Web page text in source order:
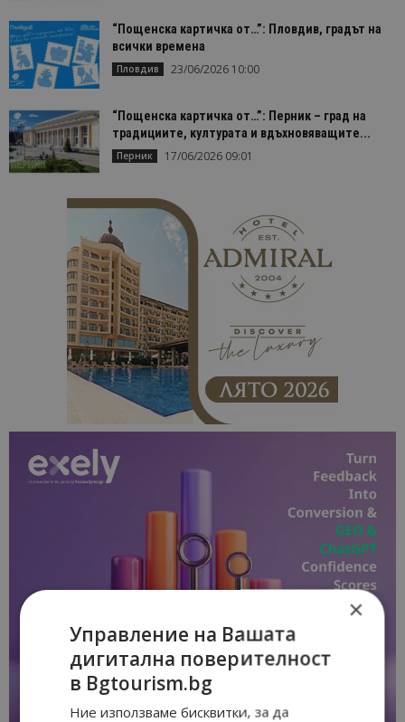
“Пощенска картичка от…”: Пловдив, градът на
всички времена
Пловдив 23/06/2026 10:00
“Пощенска картичка от…”: Перник – град на
традициите, културата и вдъхновяващите...
Перник 17/06/2026 09:01
×
Управление на Вашата
дигитална поверителност
в Bgtourism.bg
Ние използваме бисквитки, за да